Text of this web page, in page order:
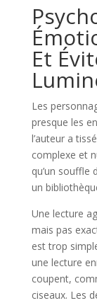
Et
Les
presque les
l’auteur a
complexe et
qu’un souffle
un
Une lecture
mais pas
est trop
une lecture
coupent,
ciseaux. Les